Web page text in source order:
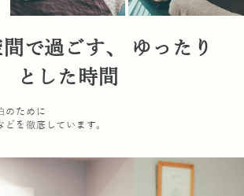
で過ごす、 ゆったり
とした時間
のために
を徹底しています。